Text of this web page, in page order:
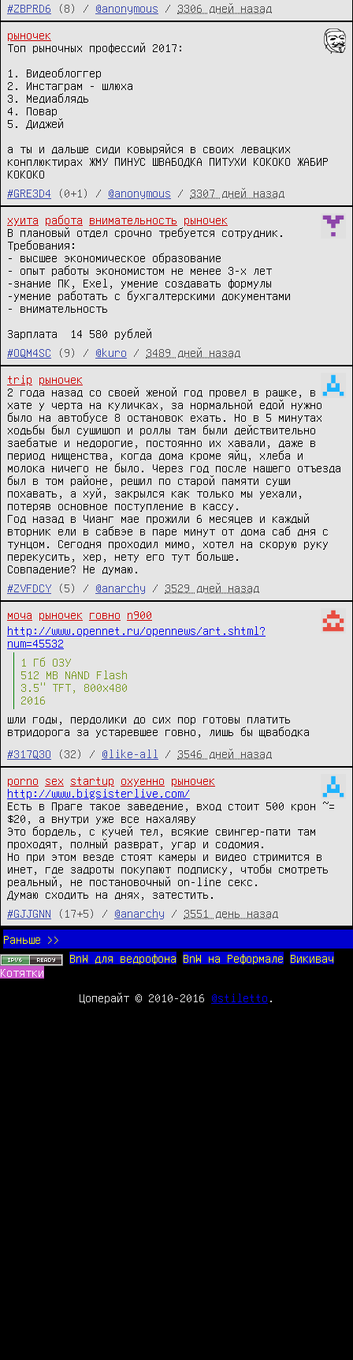
#ZBPRD6 (8) / @anonymous / 3306 дней назад
рыночек
Топ рыночных профессий 2017:
1. Видеоблоггер
2. Инстаграм - шлюха
3. Медиаблядь
4. Повар
5. Диджей
а ты и дальше сиди ковыряйся в своих левацких
конплюктирах ЖМУ ПИНУС ШВАБОДКА ПИТУХИ КОКОКО ЖАБИР
#GRE3D4
(0+1) / @anonymous / 3307 дней назад
хуита работа внимательность
рыночек
В плановый отдел срочно требуется сотрудник.
Требования:
- высшее экономическое образование
- опыт работы экономистом не менее 3-х лет
-знание ПК, Exel, умение создавать формулы
-умение работать с бухгалтерскими документами
- внимательность
Зарплата  14 580 рублей
#OQM4SC
(9) / @kuro / 3489 дней назад
trip
рыночек
2 года назад со своей женой год провел в рашке, в
хате у черта на куличках, за нормальной едой нужно
было на автобусе 8 остановок ехать. Но в 5 минутах
ходьбы был сушишоп и роллы там были действительно
заебатые и недорогие, постоянно их хавали, даже в
период нищенства, когда дома кроме яйц, хлеба и
молока ничего не было. Через год после нашего отъезда
был в том районе, решил по старой памяти суши
похавать, а хуй, закрылся как только мы уехали,
потеряв основное поступление в кассу.
Год назад в Чианг мае прожили 6 месяцев и каждый
вторник ели в сабвэе в паре минут от дома саб дня с
тунцом. Сегодня проходил мимо, хотел на скорую руку
перекусить, хер, нету его тут больше.
Совпадение? Не думаю.
#ZVFDCY
(5) / @anarchy / 3529 дней назад
моча рыночек говно
n900
http://www.opennet.ru/opennews/art.shtml?
num=45532
1 Гб ОЗУ
512 MB NAND Flash
3.5" TFT, 800x480
2016
шли годы, пердолики до сих пор готовы платить
втридорога за устаревшее говно, лишь бы щвабодка
#317Q3O
(32) / @like-all / 3546 дней назад
porno sex startup охуенно
рыночек
http://www.bigsisterlive.com/
Есть в Праге такое заведение, вход стоит 500 крон ~=
$20, а внутри уже все нахаляву
Это бордель, с кучей тел, всякие свингер-пати там
проходят, полный разврат, угар и содомия.
Но при этом везде стоят камеры и видео стримится в
инет, где задроты покупают подписку, чтобы смотреть
реальный, не постановочный on-line секс.
Думаю сходить на днях, затестить.
#GJJGNN
(17+5) / @anarchy / 3551 день назад
Раньше >>
BnW для ведрофона
BnW на Реформале
Викивач
Котятки
Цоперайт © 2010-2016 @stiletto